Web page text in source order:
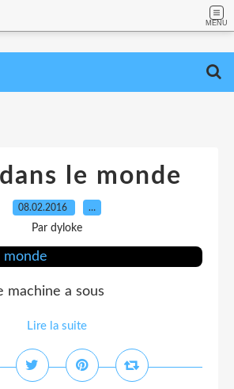
MENU
le monde
08.02.2016 …
Par dyloke
machine a sous
Lire la suite